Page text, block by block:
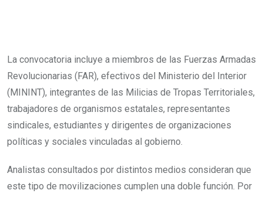
La convocatoria incluye a miembros de las Fuerzas Armadas
Revolucionarias (FAR), efectivos del Ministerio del Interior
(MININT), integrantes de las Milicias de Tropas Territoriales,
trabajadores de organismos estatales, representantes
sindicales, estudiantes y dirigentes de organizaciones
políticas y sociales vinculadas al gobierno.
Analistas consultados por distintos medios consideran que
este tipo de movilizaciones cumplen una doble función. Por